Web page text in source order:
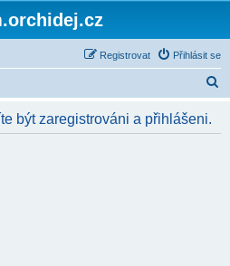
Přihlásit se
Registrovat
být zaregistrováni a přihlášeni.